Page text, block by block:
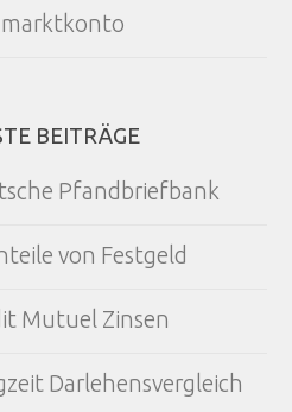
BEITRÄGE
Pfandbriefbank
von Festgeld
Mutuel Zinsen
Darlehensvergleich